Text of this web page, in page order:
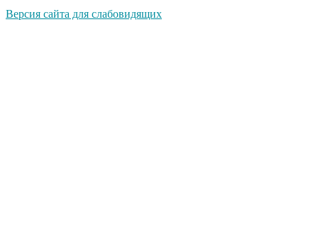
Версия сайта для слабовидящих